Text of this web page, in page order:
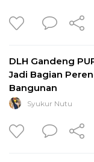
DLH Gandeng
Jadi Bagian
Bangunan
Syukur Nutu